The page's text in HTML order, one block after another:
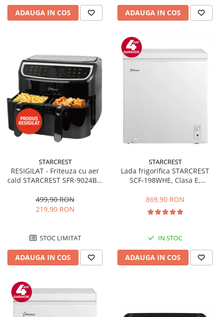
ADAUGA IN COS ADAUGA IN COS
STARCREST
RESIGILAT - Friteuza cu aer
cald STARCREST SFR-9024BK,
Termostat 80 - 200 °C, 12
programe, Negru
499,90 RON
219,90 RON
STOC LIMITAT
ADAUGA IN COS
STARCREST
Lada frigorifica STARCREST
SCF-198WHE, Clasa E,
convertibil - functie frigider,
Termostat reglabil, Alb
869,90 RON
IN STOC
ADAUGA IN COS